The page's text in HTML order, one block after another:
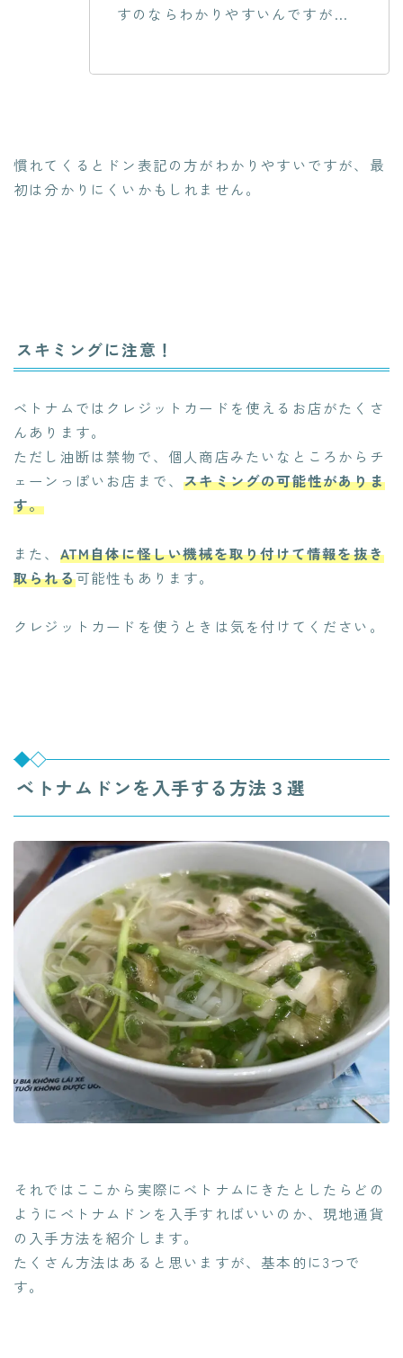
すのならわかりやすいんですが…
慣れてくるとドン表記の方がわかりやすいですが、最
初は分かりにくいかもしれません。
スキミングに注意！
ベトナムではクレジットカードを使えるお店がたくさ
んあります。
ただし油断は禁物で、個人商店みたいなところからチ
ェーンっぽいお店まで、スキミングの可能性がありま
す。
また、 ATM自体に怪しい機械を取り付けて情報を抜き
取られる可能性もあります。
クレジットカードを使うときは気を付けてください。
ベトナムドンを入手する方法３選
それではここから実際にベトナムにきたとしたらどの
ようにベトナムドンを入手すればいいのか、現地通貨
の入手方法を紹介します。
たくさん方法はあると思いますが、基本的に3つで
す。